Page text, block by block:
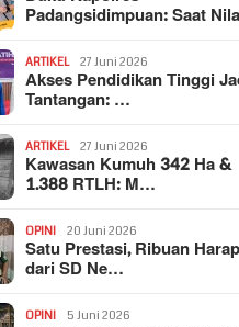
Padangsidimpuan: Saat
ARTIKEL 27 Juni 2026
Akses Pendidikan Tinggi
Tantangan: …
ARTIKEL 27 Juni 2026
Kawasan Kumuh 342 Ha &
1.388 RTLH: M…
OPINI 20 Juni 2026
Satu Prestasi, Ribuan
dari SD Ne…
OPINI 5 Juni 2026